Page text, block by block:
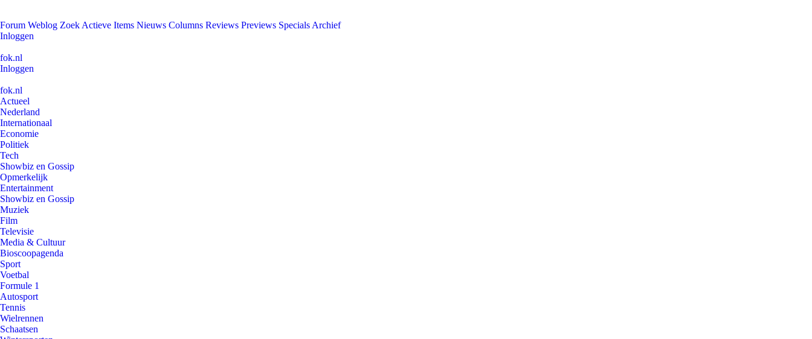
Forum Weblog Zoek Actieve Items Nieuws Columns Reviews Previews Specials Archief
Inloggen
fok.nl
Inloggen
fok.nl
Actueel
Nederland
Internationaal
Economie
Politiek
Tech
Showbiz en Gossip
Opmerkelijk
Entertainment
Showbiz en Gossip
Muziek
Film
Televisie
Media & Cultuur
Bioscoopagenda
Sport
Voetbal
Formule 1
Autosport
Tennis
Wielrennen
Schaatsen